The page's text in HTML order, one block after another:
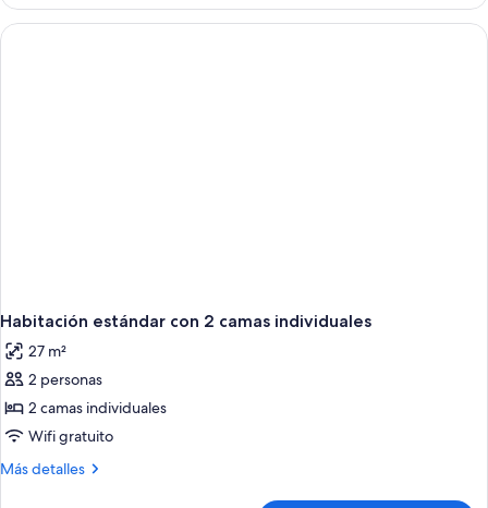
cama
Habitación estándar con 2 camas individuales
27 m²
2 personas
2 camas individuales
Wifi gratuito
Más detalles
Más